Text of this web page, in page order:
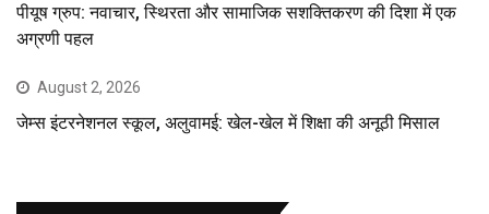
पीयूष ग्रुप: नवाचार, स्थिरता और सामाजिक सशक्तिकरण की दिशा में एक
अग्रणी पहल
August 2, 2026
जेम्स इंटरनेशनल स्कूल, अलुवामई: खेल-खेल में शिक्षा की अनूठी मिसाल